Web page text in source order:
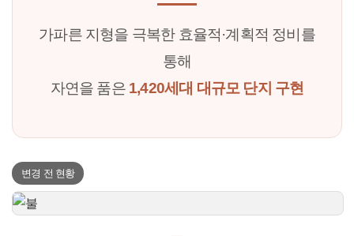
가파른 지형을 극복한 효율적·계획적 정비를
통해
자연을 품은 1,420세대 대규모 단지 구현
변경 전 현황